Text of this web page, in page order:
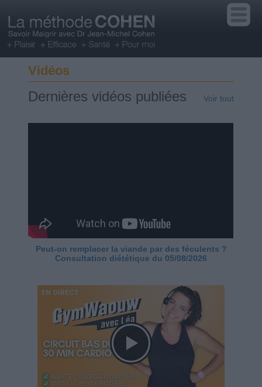
Vidéos
Dernières vidéos publiées Voir tout
Peut-on remplacer la viande par des féculents ?
Consultation diététique du 05/08/2026